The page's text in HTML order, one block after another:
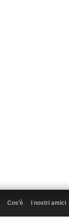
Cos’è I nostri amici